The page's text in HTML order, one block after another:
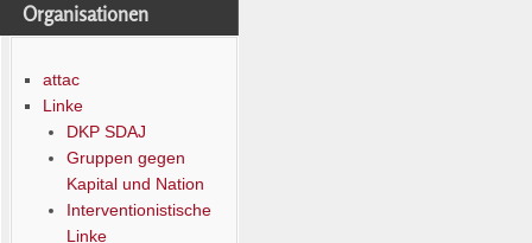
Organisationen
attac
Linke
DKP SDAJ
Gruppen gegen
Kapital und Nation
Interventionistische
Linke